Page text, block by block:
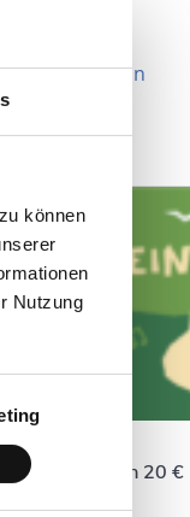
können
Nutzung
,Gutschein
Gutschein 20 €